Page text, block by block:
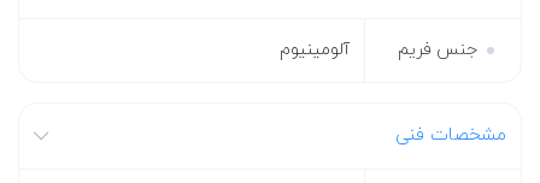
جنس فریم آلومینیوم
مشخصات فنی